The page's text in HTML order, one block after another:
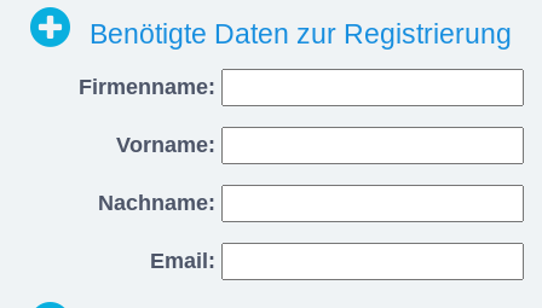
Benötigte Daten zur Registrierung
Firmenname:
Vorname:
Nachname:
Email: